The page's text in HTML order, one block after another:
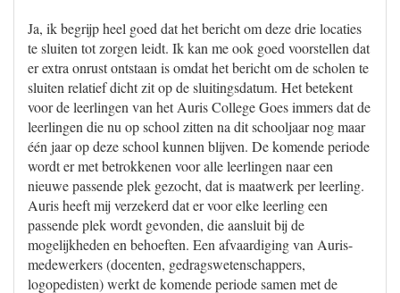
Ja, ik begrijp heel goed dat het bericht om deze drie locaties
te sluiten tot zorgen leidt. Ik kan me ook goed voorstellen dat
er extra onrust ontstaan is omdat het bericht om de scholen te
sluiten relatief dicht zit op de sluitingsdatum. Het betekent
voor de leerlingen van het Auris College Goes immers dat de
leerlingen die nu op school zitten na dit schooljaar nog maar
één jaar op deze school kunnen blijven. De komende periode
wordt er met betrokkenen voor alle leerlingen naar een
nieuwe passende plek gezocht, dat is maatwerk per leerling.
Auris heeft mij verzekerd dat er voor elke leerling een
passende plek wordt gevonden, die aansluit bij de
mogelijkheden en behoeften. Een afvaardiging van Auris-
medewerkers (docenten, gedragswetenschappers,
logopedisten) werkt de komende periode samen met de